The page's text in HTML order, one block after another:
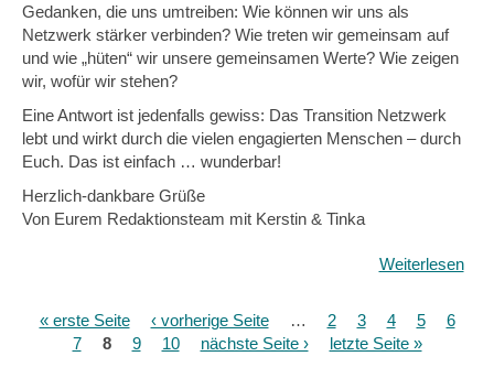
Gedanken, die uns umtreiben: Wie können wir uns als
Netzwerk stärker verbinden? Wie treten wir gemeinsam auf
und wie „hüten“ wir unsere gemeinsamen Werte? Wie zeigen
wir, wofür wir stehen?
Eine Antwort ist jedenfalls gewiss: Das Transition Netzwerk
lebt und wirkt durch die vielen engagierten Menschen – durch
Euch. Das ist einfach … wunderbar!
Herzlich-dankbare Grüße
Von Eurem Redaktionsteam mit Kerstin & Tinka
Weiterlesen
Seiten
« erste Seite ‹ vorherige Seite … 2 3 4 5
6
7
8 9 10 nächste Seite › letzte Seite »